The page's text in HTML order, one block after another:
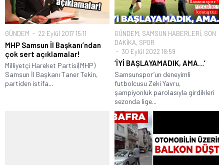
GÜNDEM 22 Eylül 2017 15:11
MHP Samsun İl Başkanı’ndan
çok sert açıklamalar!
Milliyetçi Hareket Partisi(MHP)
Samsun İl Başkanı Taner Tekin,
partiden istifa...
GÜNDEM, SAMSUN HABERLERİ, SON
DAKİKA, SPOR
30 Eylül 2022 18:59
‘İYİ BAŞLAYAMADIK, AMA…’
Samsunspor’un deneyimli
futbolcusu Zeki Yavru,
şampiyonluk parolasıyla girdikleri
sezonda lige...